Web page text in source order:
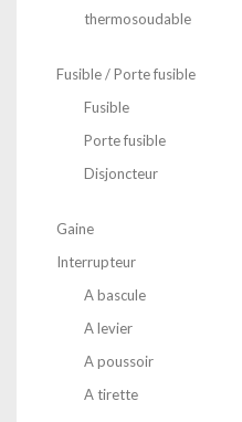
thermosoudable
Fusible / Porte fusible
Fusible
Porte fusible
Disjoncteur
Gaine
Interrupteur
A bascule
A levier
A poussoir
A tirette